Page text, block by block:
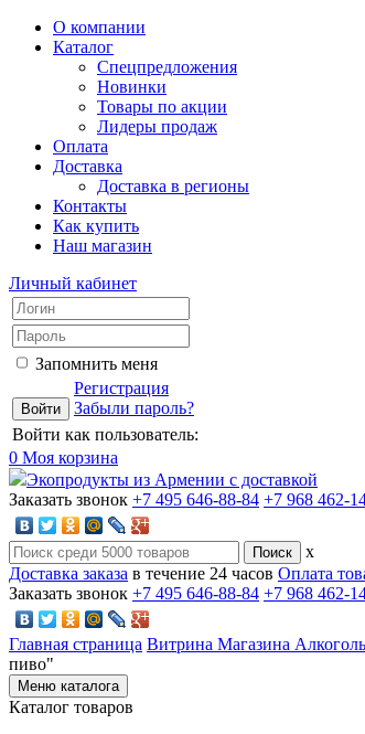
О компании
Каталог
Спецпредложения
Новинки
Товары по акции
Лидеры продаж
Оплата
Доставка
Доставка в регионы
Контакты
Как купить
Наш магазин
Личный кабинет
Запомнить меня
Регистрация
Забыли пароль?
Войти как пользователь:
0 Моя корзина
Экопродукты из Армении с доставкой
Заказать звонок +7 495 646-88-84 +7 968 462-
x
Доставка заказа в течение 24 часов Оплата
Заказать звонок +7 495 646-88-84 +7 968 462-
Главная страница Витрина Магазина
пиво"
Меню каталога
Каталог товаров